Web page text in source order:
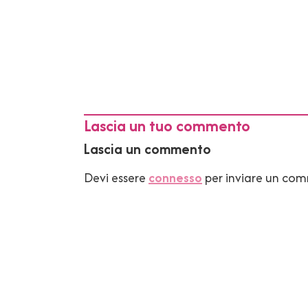
Lascia un tuo commento
Lascia un commento
Devi essere connesso per inviare un